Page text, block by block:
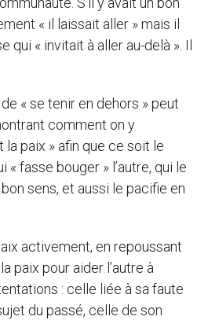
« il laissait aller » mais il
qui « invitait à aller au-delà ». Il
« se tenir en dehors » peut
comment on y
la paix » afin que ce soit le
« fasse bouger » l’autre, qui le
sens, et aussi le pacifie en
activement, en repoussant
paix pour aider l’autre à
: celle liée à sa faute
du passé, celle de son